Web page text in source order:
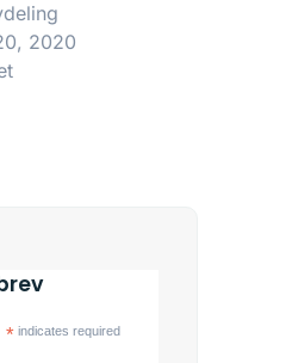
2020
* indicates required